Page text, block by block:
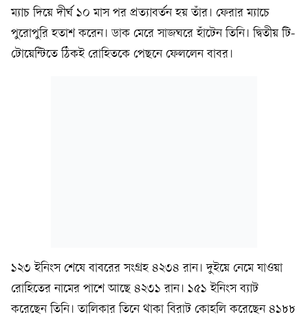
ম্যাচ দিয়ে দীর্ঘ ১০ মাস পর প্রত্যাবর্তন হয় তাঁর। ফেরার ম্যাচে
পুরোপুরি হতাশ করেন। ডাক মেরে সাজঘরে হাঁটেন তিনি। দ্বিতীয় টি-
টোয়েন্টিতে ঠিকই রোহিতকে পেছনে ফেললেন বাবর।
১২৩ ইনিংস শেষে বাবরের সংগ্রহ ৪২৩৪ রান। দুইয়ে নেমে যাওয়া
রোহিতের নামের পাশে আছে ৪২৩১ রান। ১৫১ ইনিংস ব্যাট
করেছেন তিনি। তালিকার তিনে থাকা বিরাট কোহলি করেছেন ৪১৮৮